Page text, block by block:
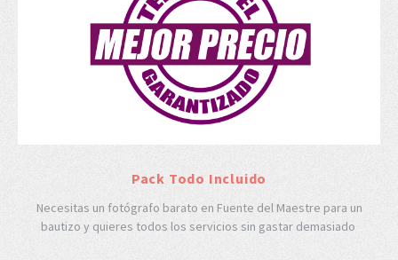
Pack Todo Incluido
Necesitas un fotógrafo barato en Fuente del Maestre para un
bautizo y quieres todos los servicios sin gastar demasiado